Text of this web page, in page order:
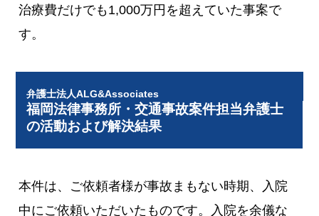
治療費だけでも1,000万円を超えていた事案で
す。
弁護士法人ALG&Associates
福岡法律事務所・交通事故案件担当弁護士
の活動および解決結果
本件は、ご依頼者様が事故まもない時期、入院
中にご依頼いただいたものです。入院を余儀な